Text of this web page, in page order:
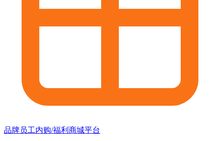
品牌员工内购/福利商城平台